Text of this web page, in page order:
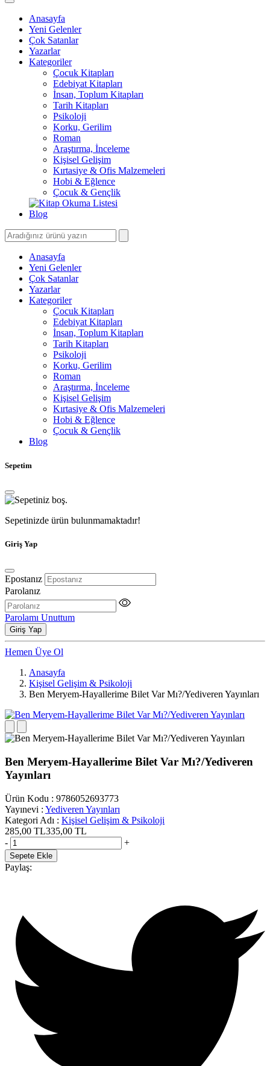
Anasayfa
Yeni Gelenler
Çok Satanlar
Yazarlar
Kategoriler
Çocuk Kitapları
Edebiyat Kitapları
İnsan, Toplum Kitapları
Tarih Kitapları
Psikoloji
Korku, Gerilim
Roman
Araştırma, İnceleme
Kişisel Gelişim
Kırtasiye & Ofis Malzemeleri
Hobi & Eğlence
Çocuk & Gençlik
Blog
Anasayfa
Yeni Gelenler
Çok Satanlar
Yazarlar
Kategoriler
Çocuk Kitapları
Edebiyat Kitapları
İnsan, Toplum Kitapları
Tarih Kitapları
Psikoloji
Korku, Gerilim
Roman
Araştırma, İnceleme
Kişisel Gelişim
Kırtasiye & Ofis Malzemeleri
Hobi & Eğlence
Çocuk & Gençlik
Blog
Sepetim
Sepetinizde ürün bulunmamaktadır!
Giriş Yap
Epostanız
Parolanız
Parolamı Unuttum
Giriş Yap
Hemen Üye Ol
Anasayfa
Kişisel Gelişim & Psikoloji
Ben Meryem-Hayallerime Bilet Var Mı?/Yediveren Yayınları
Ben Meryem-Hayallerime Bilet Var Mı?/Yediveren
Yayınları
Ürün Kodu : 9786052693773
Yayınevi : Yediveren Yayınları
Kategori Adı : Kişisel Gelişim & Psikoloji
285,00 TL335,00 TL
-
+
Sepete Ekle
Paylaş: